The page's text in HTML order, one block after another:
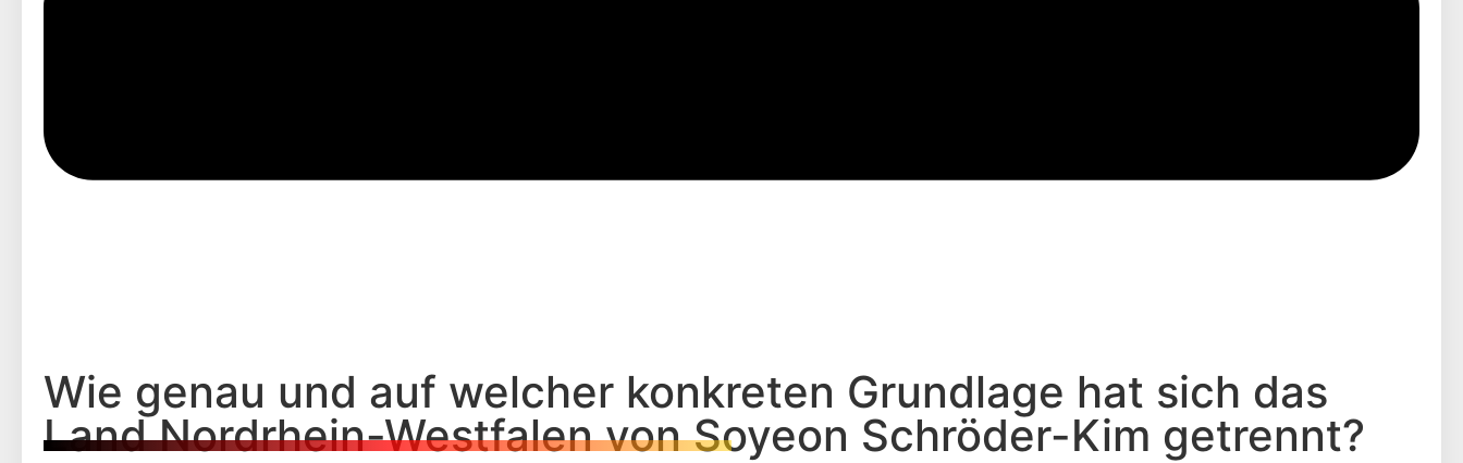
Wie genau und auf welcher konkreten Grundlage hat sich das
Land Nordrhein-Westfalen von Soyeon Schröder-Kim getrennt?